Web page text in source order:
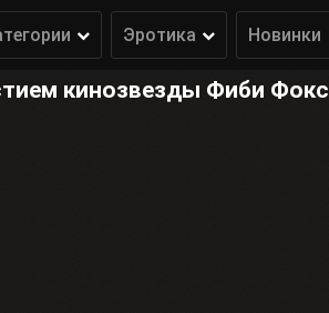
Эротика Новинки
кинозвезды Фиби Фокс